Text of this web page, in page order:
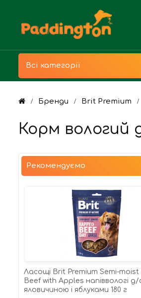
Всі категорії
Бренди Brit Premium
Корм вологий
Рекомендуємо
Ласощі Brit Premium Semi-moist
Beef with Apples напіввологі д/
яловичиною і яблуками 180 г